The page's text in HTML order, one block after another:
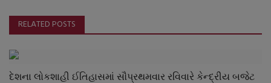
RELATED POSTS
દેશના લોકશાહી ઈતિહાસમાં સૌપ્રથમવાર રવિવારે કેન્દ્રીય બજેટ